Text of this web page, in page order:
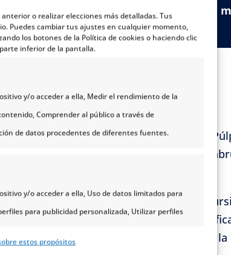
o realizar elecciones más detalladas. Tus
Puedes cambiar tus ajustes en cualquier momento,
los botones de la Política de cookies o haciendo clic
inferior de la pantalla.
y/o acceder a ella, Medir el rendimiento de la
Comprender al público a través de
de datos procedentes de diferentes fuentes.
y/o acceder a ella, Uso de datos limitados para
para publicidad personalizada, Utilizar perfiles
personalizado, Desarrollo y mejora de los
estos propósitos
espectaculares miradores del
el fiordo Lysefjord. Las vistas desde El
mirador
te asoma a la belleza
de estar suspendido en el aire.
donde podrás optar por una
disfrutar de esta maravilla sin
en helicóptero. Puedes encontrar toda la